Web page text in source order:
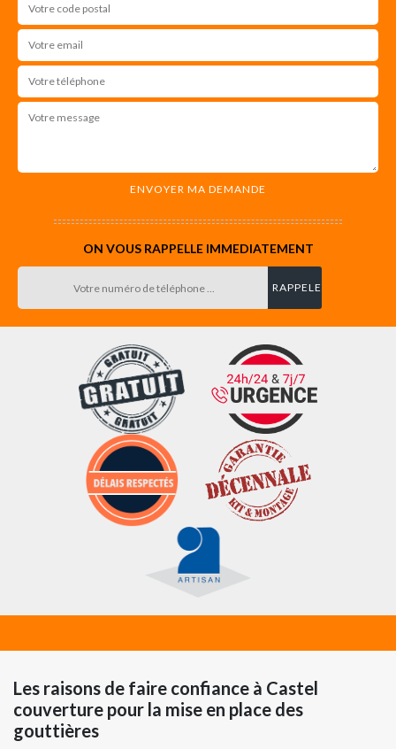
ON VOUS RAPPELLE IMMEDIATEMENT
Les raisons de faire confiance à Castel
couverture pour la mise en place des
gouttières